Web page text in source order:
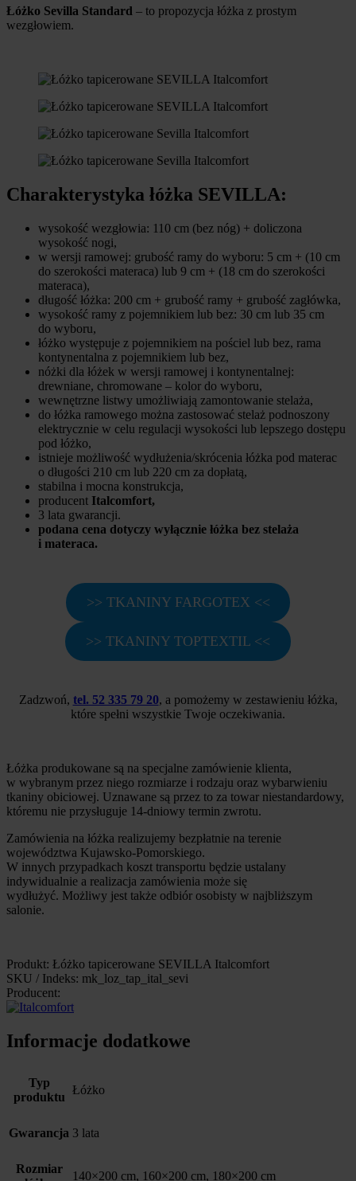
Łóżko Sevilla Standard – to propozycja łóżka z prostym
wezgłowiem.
Charakterystyka łóżka SEVILLA:
wysokość wezgłowia: 110 cm (bez nóg) + doliczona
wysokość nogi,
w wersji ramowej: grubość ramy do wyboru: 5 cm + (10 cm
do szerokości materaca) lub 9 cm + (18 cm do szerokości
materaca),
długość łóżka: 200 cm + grubość ramy + grubość zagłówka,
wysokość ramy z pojemnikiem lub bez: 30 cm lub 35 cm
do wyboru,
łóżko występuje z pojemnikiem na pościel lub bez, rama
kontynentalna z pojemnikiem lub bez,
nóżki dla łóżek w wersji ramowej i kontynentalnej:
drewniane, chromowane – kolor do wyboru,
wewnętrzne listwy umożliwiają zamontowanie stelaża,
do łóżka ramowego można zastosować stelaż podnoszony
elektrycznie w celu regulacji wysokości lub lepszego dostępu
pod łóżko,
istnieje możliwość wydłużenia/skrócenia łóżka pod materac
o długości 210 cm lub 220 cm za dopłatą,
stabilna i mocna konstrukcja,
producent Italcomfort,
3 lata gwarancji.
podana cena dotyczy wyłącznie łóżka bez stelaża
i materaca.
>> TKANINY FARGOTEX <<
>> TKANINY TOPTEXTIL <<
Zadzwoń, tel. 52 335 79 20, a pomożemy w zestawieniu łóżka,
które spełni wszystkie Twoje oczekiwania.
Łóżka produkowane są na specjalne zamówienie klienta,
w wybranym przez niego rozmiarze i rodzaju oraz wybarwieniu
tkaniny obiciowej. Uznawane są przez to za towar niestandardowy,
któremu nie przysługuje 14-dniowy termin zwrotu.
Zamówienia na łóżka realizujemy bezpłatnie na terenie
województwa Kujawsko-Pomorskiego.
W innych przypadkach koszt transportu będzie ustalany
indywidualnie a realizacja zamówienia może się
wydłużyć. Możliwy jest także odbiór osobisty w najbliższym
salonie.
Produkt: Łóżko tapicerowane SEVILLA Italcomfort
SKU / Indeks: mk_loz_tap_ital_sevi
Producent:
Informacje dodatkowe
Typ
produktu
Łóżko
Gwarancja 3 lata
Rozmiar
140×200 cm, 160×200 cm, 180×200 cm